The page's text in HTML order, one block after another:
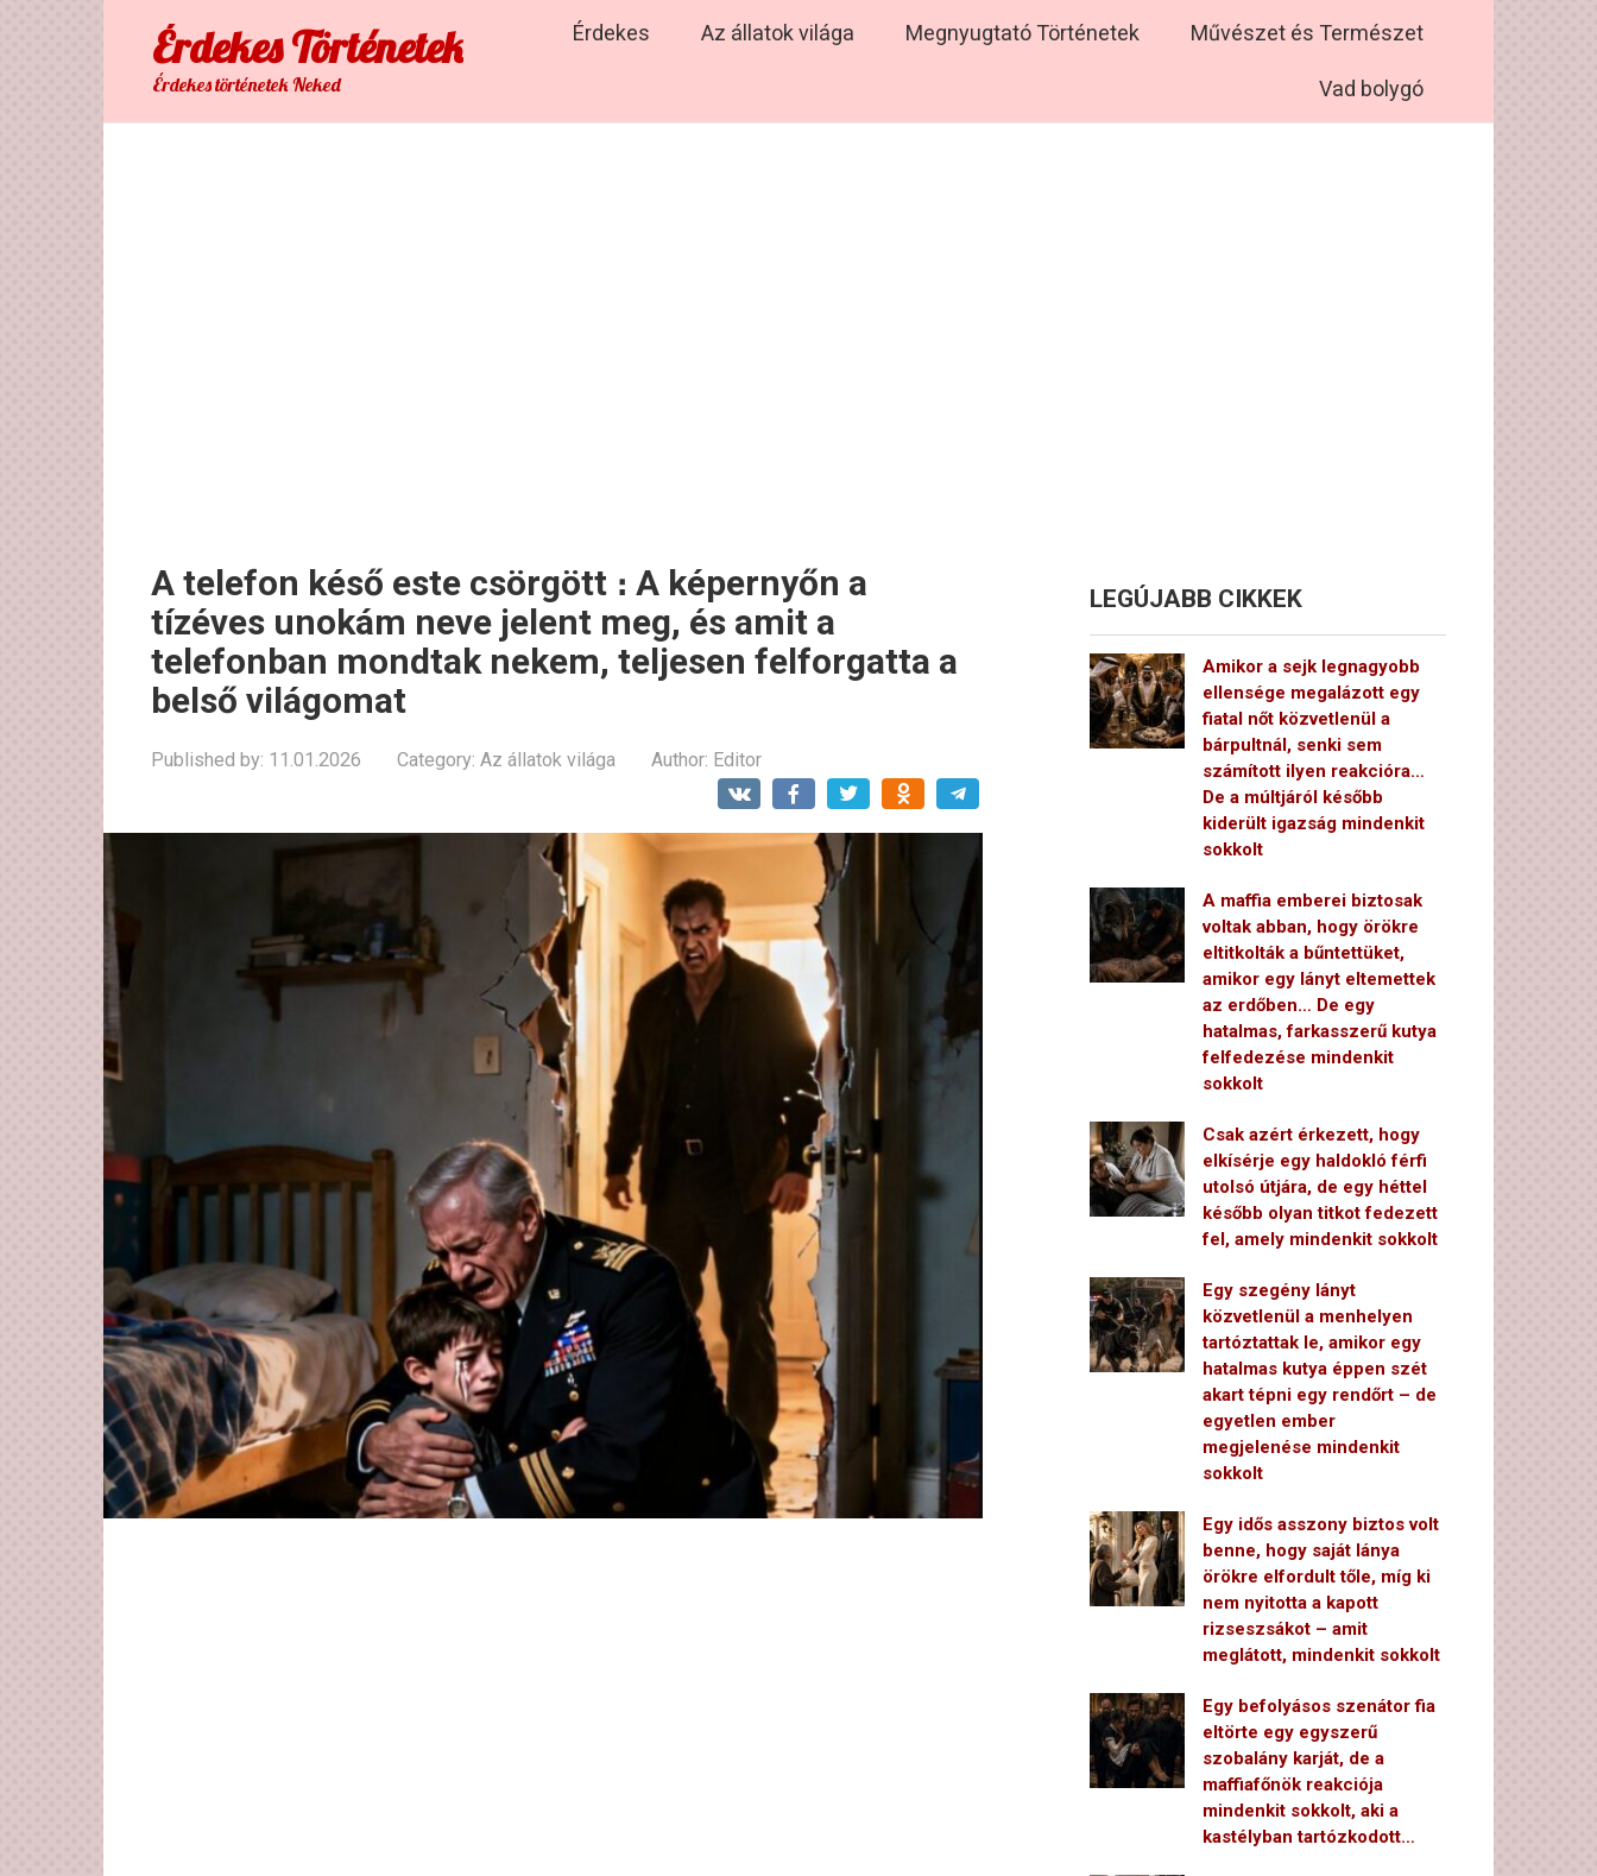
Érdekes Тörténetek
Érdekes történetek Neked
Érdekes Az állatok világa Megnyugtató Történetek Művészet és Természet
Vad bolygó
A telefon késő este csörgött ։ A képernyőn a
tízéves unokám neve jelent meg, és amit a
telefonban mondtak nekem, teljesen felforgatta a
belső világomat
Published by: 11.01.2026 Category: Az állatok világa Author: Editor
LEGÚJABB CIKKEK
Amikor a sejk legnagyobb
ellensége megalázott egy
fiatal nőt közvetlenül a
bárpultnál, senki sem
számított ilyen reakcióra…
De a múltjáról később
kiderült igazság mindenkit
sokkolt
A maffia emberei biztosak
voltak abban, hogy örökre
eltitkolták a bűntettüket,
amikor egy lányt eltemettek
az erdőben… De egy
hatalmas, farkasszerű kutya
felfedezése mindenkit
sokkolt
Csak azért érkezett, hogy
elkísérje egy haldokló férfi
utolsó útjára, de egy héttel
később olyan titkot fedezett
fel, amely mindenkit sokkolt
Egy szegény lányt
közvetlenül a menhelyen
tartóztattak le, amikor egy
hatalmas kutya éppen szét
akart tépni egy rendőrt – de
egyetlen ember
megjelenése mindenkit
sokkolt
Egy idős asszony biztos volt
benne, hogy saját lánya
örökre elfordult tőle, míg ki
nem nyitotta a kapott
rizseszsákot – amit
meglátott, mindenkit sokkolt
Egy befolyásos szenátor fia
eltörte egy egyszerű
szobalány karját, de a
maffiafőnök reakciója
mindenkit sokkolt, aki a
kastélyban tartózkodott…